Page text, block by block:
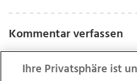
Kommentar verfassen
Ihre Privatsphäre ist